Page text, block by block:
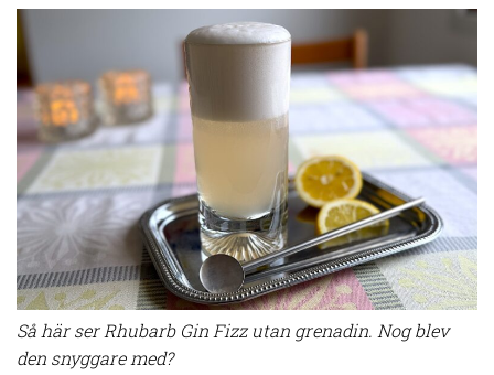
Så här ser Rhubarb Gin Fizz utan grenadin. Nog blev
den snyggare med?